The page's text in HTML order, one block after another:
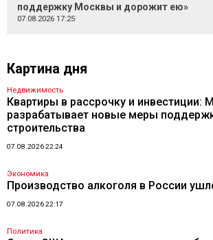
поддержку Москвы и дорожит ею»
07.08.2026 17:25
Картина дня
Недвижимость
Квартиры в рассрочку и инвестиции:
разрабатывает новые меры
строительства
07.08.2026 22:24
Экономика
Производство алкоголя в России
07.08.2026 22:17
Политика